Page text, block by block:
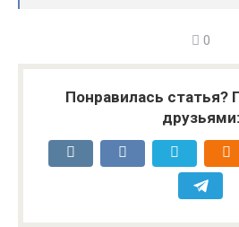
0
Понравилась статья?
друзьями: